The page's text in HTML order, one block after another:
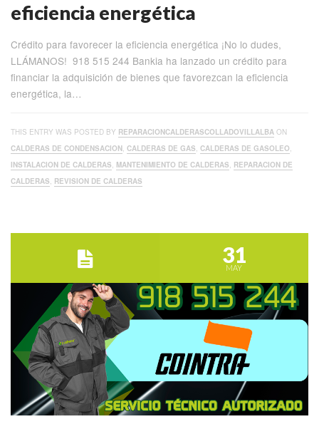
eficiencia energética
Crédito para favorecer la eficiencia energética ¡No lo dudes,
LLÁMANOS! 918 515 244 Bankia ha lanzado un crédito para
financiar la adquisición de bienes que favorezcan la eficiencia
energética, la…
THIS ENTRY WAS POSTED BY REPARACIONCALDERASCOLLADOVILLALBA ON
CALDERAS DE CONDENSACION, CALDERAS DE GAS, CALDERAS DE GASOLEO,
INSTALACION DE CALDERAS, MANTENIMIENTO DE CALDERAS, REPARACION DE
CALDERAS, REVISION DE CALDERAS
31
MAY